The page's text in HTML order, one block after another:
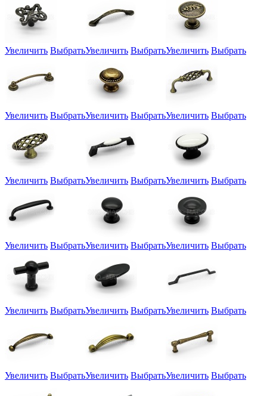
Увеличить ВыбратьУвеличить ВыбратьУвеличить Выбрать
Увеличить ВыбратьУвеличить ВыбратьУвеличить Выбрать
Увеличить ВыбратьУвеличить ВыбратьУвеличить Выбрать
Увеличить ВыбратьУвеличить ВыбратьУвеличить Выбрать
Увеличить ВыбратьУвеличить ВыбратьУвеличить Выбрать
Увеличить ВыбратьУвеличить ВыбратьУвеличить Выбрать